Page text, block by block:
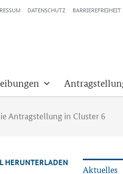
DATENSCHUTZ BARRIEREFREIHEIT
Antragstellung in Cluster 6
HER­UN­TER­LA­DEN
Ak­tu­el­les